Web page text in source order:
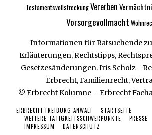
TestamentsvollstreckungVererben
Vorsorgevollmacht
Informationen für Ratsuchende
Erläuterungen, Rechtstipps,
Gesetzesänderungen. Iris Scholz -
Erbrecht, Familienrecht,
© Erbrecht Kolumne – Erbrecht
ERBRECHT FREIBURG ANWALT
STARTSEITE
WEITERE TÄTIGKEITSSCHWERPUNKTE
PRESSE
IMPRESSUM
DATENSCHUTZ